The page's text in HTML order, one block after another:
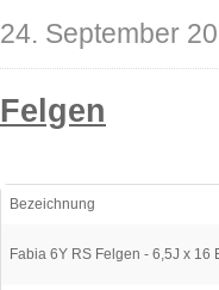
24. September
Felgen
Bezeichnung
Fabia 6Y RS Felgen - 6,5J x 16